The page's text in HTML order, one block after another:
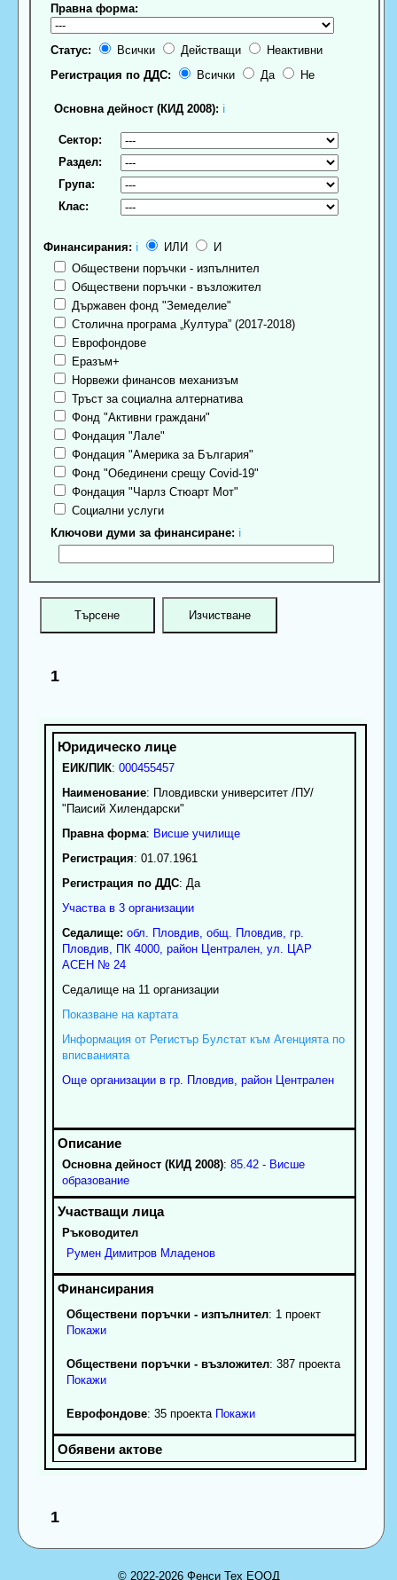
Правна форма:
Статус: Всички Действащи
Неактивни
Регистрация по ДДС:
Всички Да Не
Основна дейност (КИД 2008): ℹ
Сектор:
Раздел:
Група:
Клас:
Финансирания: ℹ ИЛИ
И
Обществени поръчки - изпълнител
Обществени поръчки - възложител
Държавен фонд "Земеделие"
Столична програма „Култура” (2017-2018)
Еврофондове
Еразъм+
Норвежи финансов механизъм
Тръст за социална алтернатива
Фонд "Активни граждани"
Фондация "Лале"
Фондация "Америка за България"
Фонд "Обединени срещу Covid-19"
Фондация "Чарлз Стюарт Мот"
Социални услуги
Ключови думи за финансиране: ℹ
1
ЕИК/ПИК: 000455457
Наименование: Пловдивски университет /ПУ/
"Паисий Хилендарски"
Правна форма: Висше училище
Регистрация: 01.07.1961
Регистрация по ДДС: Да
Участва в 3 организации
Седалище: обл. Пловдив, общ. Пловдив, гр.
Пловдив, ПК 4000, район Централен, ул. ЦАР
АСЕН № 24
Седалище на 11 организации
Показване на картата
Информация от Регистър Булстат към Агенцията по
вписванията
Още организации в гр. Пловдив, район Централен
Основна дейност (КИД 2008): 85.42 - Висше
образование
Ръководител
Румен Димитров Младенов
Обществени поръчки - изпълнител: 1 проект
Покажи
Обществени поръчки - възложител: 387 проекта
Покажи
Еврофондове: 35 проекта Покажи
1
© 2022-2026 Фенси Тех ЕООД